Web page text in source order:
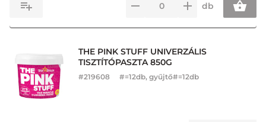
db
THE PINK STUFF UNIVERZÁLIS
TISZTÍTÓPASZTA 850G
#219608 #=12db, gyűjtő#=12db